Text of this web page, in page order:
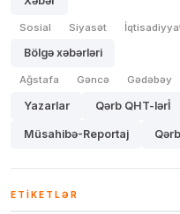
Sosial Siyasət
Bölgə xəbərləri
Ağstafa Gəncə Gədəbəy
Yazarlar Qərb QHT-lərİ
Müsahibə-Reportaj
ETIKETLƏR